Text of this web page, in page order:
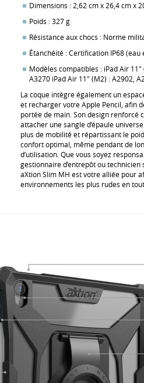
Dimensions : 2,62 cm x 26,4 cm x
Poids : 327 g
Résistance aux chocs : Norme
Étanchéité : Certification IP68 (eau
Modèles compatibles : iPad Air 11"
A3270 iPad Air 11" (M2) : A2902,
La coque intègre également un
et recharger votre Apple Pencil, afin
portée de main. Son design
attacher une sangle d’épaule
plus de mobilité et répartissant le
confort optimal, même pendant de
d’utilisation. Que vous soyez
gestionnaire d’entrepôt ou
aXtion Slim MH est votre alliée pour
environnements les plus rudes en